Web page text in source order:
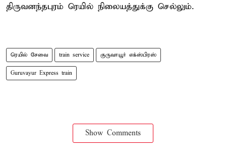
திருவனந்தபுரம் ரெயில் நிலையத்துக்கு செல்லும்.
ரெயில் சேவை train service குருவாயூர் எக்ஸ்பிரஸ்
Guruvayur Express train
Show Comments